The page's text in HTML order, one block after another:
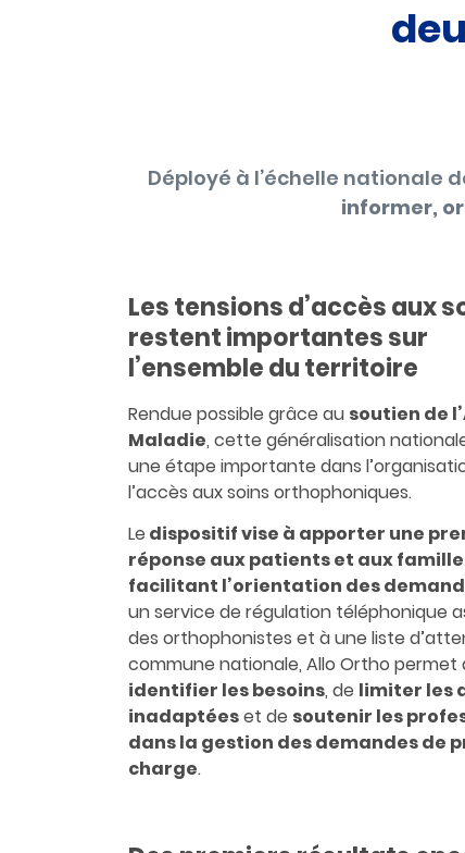
Déployé à l’échelle nationale
informer,
Les tensions d’accès aux
restent importantes sur
l’ensemble du territoire
Rendue possible grâce au soutien de
Maladie, cette généralisation
une étape importante dans
l’accès aux soins orthophoniques.
Le dispositif vise à apporter une
réponse aux patients et aux
facilitant l’orientation des
un service de régulation téléphonique
des orthophonistes et à une liste
commune nationale, Allo Ortho permet
identifier les besoins, de limiter les
inadaptéeset de soutenir les
dans la gestion des demandes de
charge.